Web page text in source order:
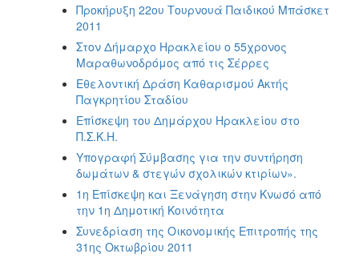
Προκήρυξη 22ου Τουρνουά Παιδικού Μπάσκετ
2011
Στον Δήμαρχο Ηρακλείου ο 55χρονος
Μαραθωνοδρόμος από τις Σέρρες
Εθελοντική Δράση Καθαρισμού Ακτής
Παγκρητίου Σταδίου
Επίσκεψη του Δημάρχου Ηρακλείου στο
Π.Σ.Κ.Η.
Υπογραφή Σύμβασης για την συντήρηση
δωμάτων & στεγών σχολικών κτιρίων».
1η Επίσκεψη και Ξενάγηση στην Κνωσό από
την 1η Δημοτική Κοινότητα
Συνεδρίαση της Οικονομικής Επιτροπής της
31ης Οκτωβρίου 2011